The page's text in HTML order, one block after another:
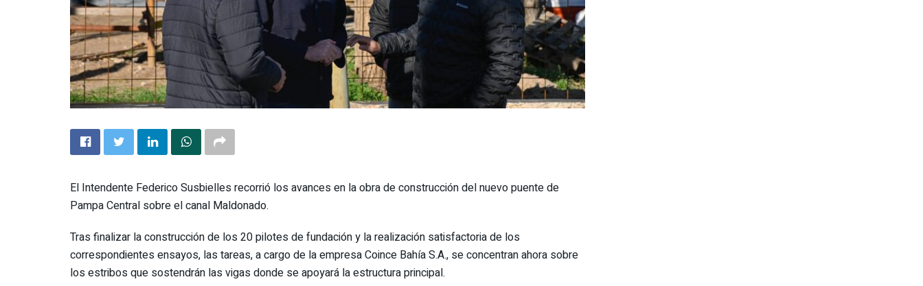
El Intendente Federico Susbielles recorrió los avances en la obra de construcción del nuevo puente de
Pampa Central sobre el canal Maldonado.
Tras finalizar la construcción de los 20 pilotes de fundación y la realización satisfactoria de los
correspondientes ensayos, las tareas, a cargo de la empresa Coince Bahía S.A., se concentran ahora sobre
los estribos que sostendrán las vigas donde se apoyará la estructura principal.